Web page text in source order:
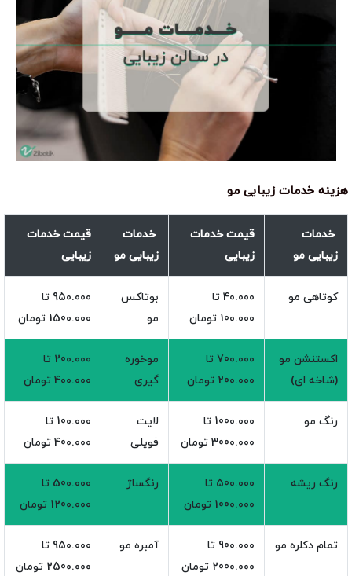
هزینه خدمات زیبایی مو
خدمات
زیبایی مو
قیمت خدمات
زیبایی
خدمات
زیبایی مو
قیمت خدمات
زیبایی
کوتاهی مو
4۰.۰۰۰ تا
10۰.۰۰۰ تومان
بوتاکس
مو
95۰.۰۰۰ تا
150۰.۰۰۰ تومان
اکستنشن مو
(شاخه ای)
70۰.۰۰۰ تا
20۰.۰۰۰ تومان
موخوره
گیری
20۰.۰۰۰ تا
4۰۰.۰۰۰ تومان
رنگ مو
100۰.۰۰۰ تا
300۰.۰۰۰ تومان
لایت
فویلی
10۰.۰۰۰ تا
40۰.۰۰۰ تومان
رنگ ریشه
50۰.۰۰۰ تا
100۰.۰۰۰ تومان
رنگساژ
50۰.۰۰۰ تا
120۰.۰۰۰ تومان
تمام دکلره مو
90۰.۰۰۰ تا
200۰.۰۰۰ تومان
آمبره مو
95۰.۰۰۰ تا
250۰.۰۰۰ تومان